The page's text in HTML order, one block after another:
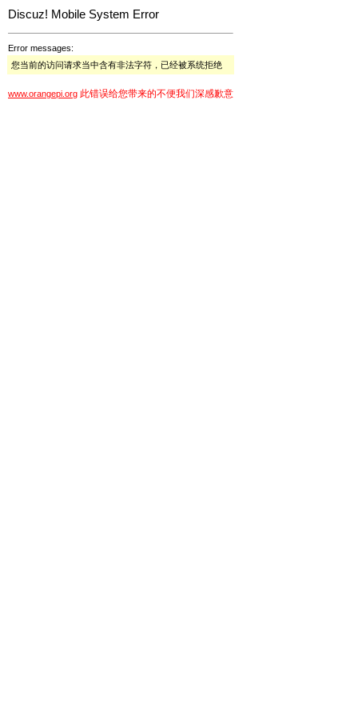
Discuz! Mobile System Error
Error messages:
您当前的访问请求当中含有非法字符，已经被系统拒绝
www.orangepi.org 此错误给您带来的不便我们深感歉意